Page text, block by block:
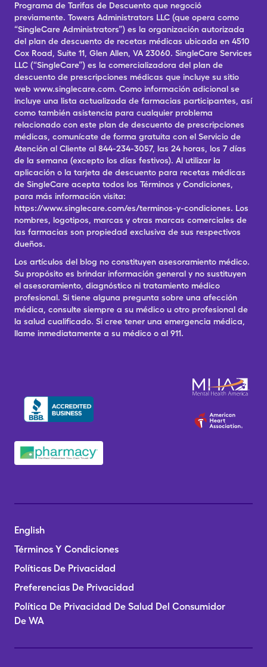
Programa de Tarifas de Descuento que negoció
previamente. Towers Administrators LLC (que opera como
“SingleCare Administrators”) es la organización autorizada
del plan de descuento de recetas médicas ubicada en 4510
Cox Road, Suite 11, Glen Allen, VA 23060. SingleCare Services
LLC (“SingleCare”) es la comercializadora del plan de
descuento de prescripciones médicas que incluye su sitio
web www.singlecare.com. Como información adicional se
incluye una lista actualizada de farmacias participantes, así
como también asistencia para cualquier problema
relacionado con este plan de descuento de prescripciones
médicas, comunícate de forma gratuita con el Servicio de
Atención al Cliente al 844-234-3057, las 24 horas, los 7 días
de la semana (excepto los días festivos). Al utilizar la
aplicación o la tarjeta de descuento para recetas médicas
de SingleCare acepta todos los Términos y Condiciones,
para más información visita:
https://www.singlecare.com/es/terminos-y-condiciones. Los
nombres, logotipos, marcas y otras marcas comerciales de
las farmacias son propiedad exclusiva de sus respectivos
dueños.
Los artículos del blog no constituyen asesoramiento médico.
Su propósito es brindar información general y no sustituyen
el asesoramiento, diagnóstico ni tratamiento médico
profesional. Si tiene alguna pregunta sobre una afección
médica, consulte siempre a su médico u otro profesional de
la salud cualificado. Si cree tener una emergencia médica,
llame inmediatamente a su médico o al 911.
English
Términos Y Condiciones
Políticas De Privacidad
Preferencias De Privacidad
Política De Privacidad De Salud Del Consumidor
De WA